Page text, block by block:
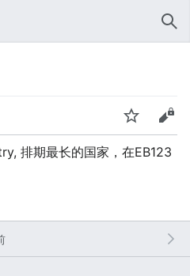
搜索
排期最长的国家，在EB123